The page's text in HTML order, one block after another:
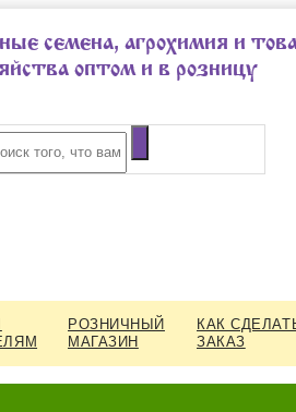
семена, агрохимия и
оптом и в розницу
РОЗНИЧНЫЙ
МАГАЗИН
КАК
ЗАКАЗ